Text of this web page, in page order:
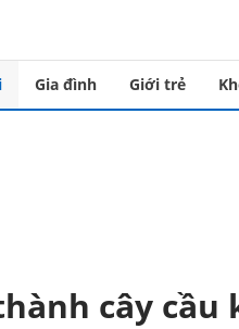
Gia đình Giới trẻ
cây cầu